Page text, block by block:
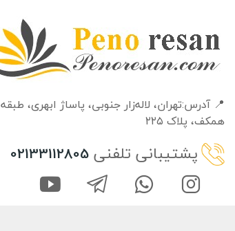
📍 آدرس:تهران، لاله‌زار جنوبی، پاساژ ابهری، طبقه‌
همکف، پلاک ۲۲۵
پشتیبانی تلفنی 02133112805